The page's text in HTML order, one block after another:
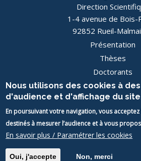
Direction
1-4 avenue de Bois-
92852 Rueil-
de
page
Présentation
Thèses
Doctorants
Actualités
Contact
Image Image
Mentions légales• © 2026 IFP
Nous utilisons des cookies à
d'audience et d'affichage du
En poursuivant votre navigation, vous
destinés à mesurer l’audience et à vous
En savoir plus / Paramétrer les cookies
Oui, j'accepte Non, merci